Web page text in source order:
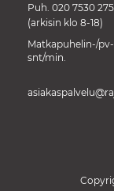
Puh. 020 7530 275
(arkisin klo 8-18)
Matkapuhelin-/
snt/min.